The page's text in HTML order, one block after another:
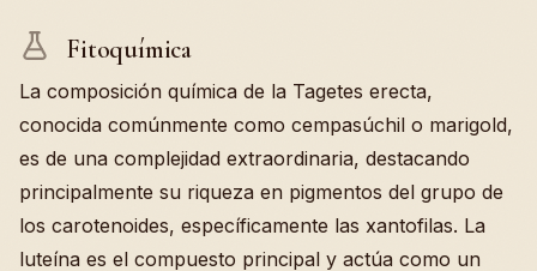
Fitoquímica
La composición química de la Tagetes erecta,
conocida comúnmente como cempasúchil o marigold,
es de una complejidad extraordinaria, destacando
principalmente su riqueza en pigmentos del grupo de
los carotenoides, específicamente las xantofilas. La
luteína es el compuesto principal y actúa como un